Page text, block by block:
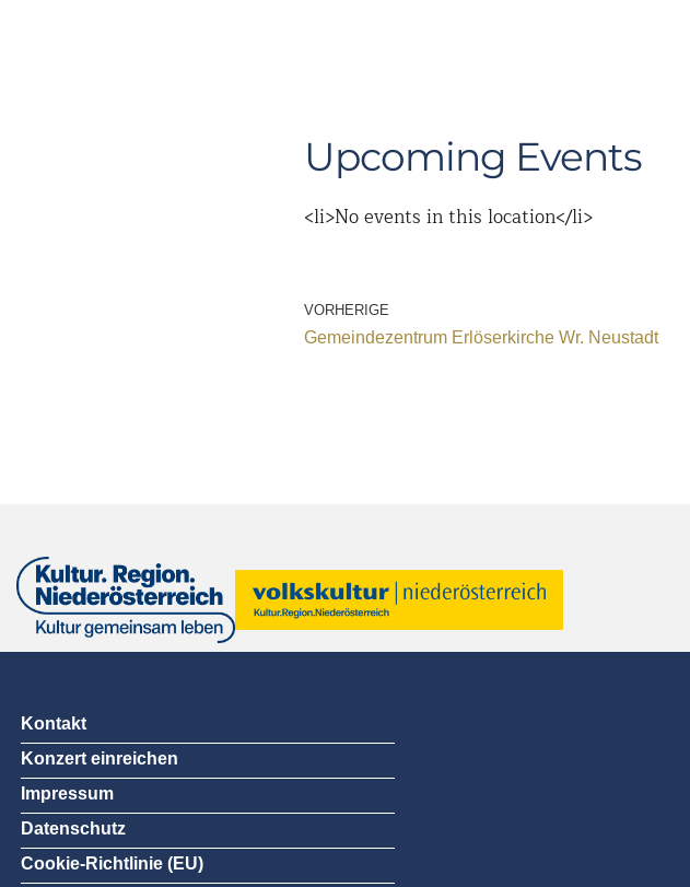
Upcoming Events
<li>No events in this location</li>
VORHERIGE
Gemeindezentrum Erlöserkirche Wr. Neustadt
Kontakt
Konzert einreichen
Impressum
Datenschutz
Cookie-Richtlinie (EU)